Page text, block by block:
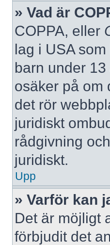
» Vad är
COPPA, eller
lag i USA
barn under
osäker på om
det rör
juridiskt
rådgivning
juridiskt.
Upp
» Varför kan
Det är möjligt
förbjudit det